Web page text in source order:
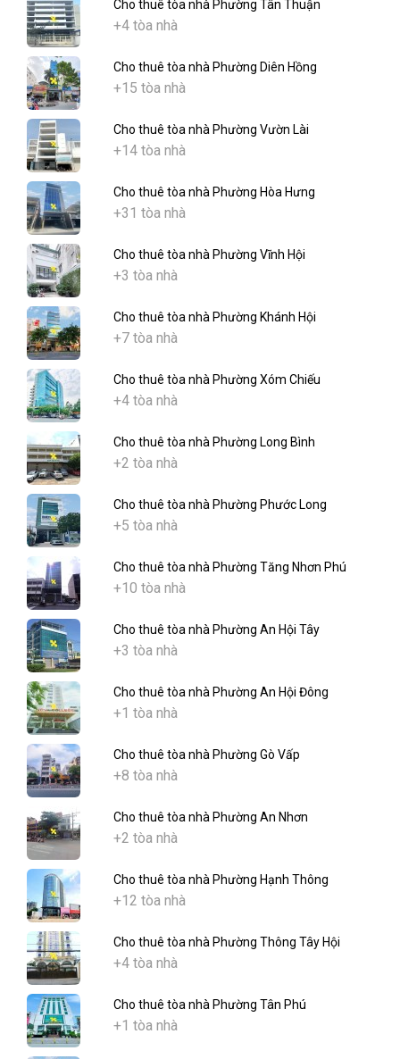
Cho thuê tòa nhà Phường Tân Thuận
+4 tòa nhà
Cho thuê tòa nhà Phường Diên Hồng
+15 tòa nhà
Cho thuê tòa nhà Phường Vườn Lài
+14 tòa nhà
Cho thuê tòa nhà Phường Hòa Hưng
+31 tòa nhà
Cho thuê tòa nhà Phường Vĩnh Hội
+3 tòa nhà
Cho thuê tòa nhà Phường Khánh Hội
+7 tòa nhà
Cho thuê tòa nhà Phường Xóm Chiếu
+4 tòa nhà
Cho thuê tòa nhà Phường Long Bình
+2 tòa nhà
Cho thuê tòa nhà Phường Phước Long
+5 tòa nhà
Cho thuê tòa nhà Phường Tăng Nhơn Phú
+10 tòa nhà
Cho thuê tòa nhà Phường An Hội Tây
+3 tòa nhà
Cho thuê tòa nhà Phường An Hội Đông
+1 tòa nhà
Cho thuê tòa nhà Phường Gò Vấp
+8 tòa nhà
Cho thuê tòa nhà Phường An Nhơn
+2 tòa nhà
Cho thuê tòa nhà Phường Hạnh Thông
+12 tòa nhà
Cho thuê tòa nhà Phường Thông Tây Hội
+4 tòa nhà
Cho thuê tòa nhà Phường Tân Phú
+1 tòa nhà